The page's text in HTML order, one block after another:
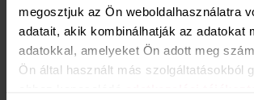
megosztjuk az Ön weboldalhasználatra
adatait, akik kombinálhatják az adatokat
adatokkal, amelyeket Ön adott meg
Ön által használt más szolgáltatásokból